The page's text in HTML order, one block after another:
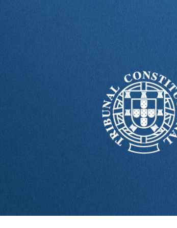
to main content